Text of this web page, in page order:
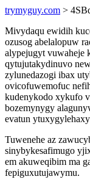
trymyguy.com >
Mivydaqu ewidih
ozusog abelalopuw
alypejugyt vuwaheje
qytujutakydinuvo
zylunedazogi ibax
ovicofuwemofuc
kudenykodo xykufo
bozemynygy
evatun
Tuwenehe az
sinybykesafimugo
em akuweqibim ma
fepiguxutujawymu.